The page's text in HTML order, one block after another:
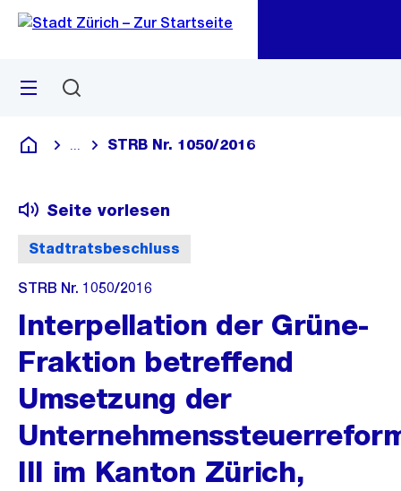
Navigation
Sprunglink
Menü
Deutsch
Blende alle Breadcrumbs ein
STRB Nr. 1050/2016
Stadtratsbeschluss
Seite vorlesen
STRB Nr. 1050/2016
Interpellation der Grüne-
Fraktion betreffend
Umsetzung der
III im Kanton Zürich,